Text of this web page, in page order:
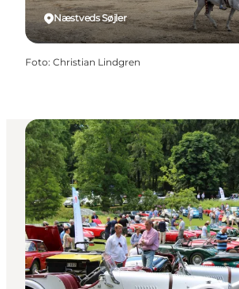
Næstveds Søjler
Foto: Christian Lindgren